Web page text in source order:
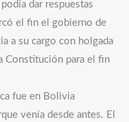
dar respuestas
el fin el gobierno de
a su cargo con holgada
Constitución para el fin
fue en Bolivia
venía desde antes. El